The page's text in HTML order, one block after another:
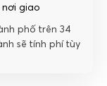
nơi giao
phố trên 34
sẽ tính phí tùy